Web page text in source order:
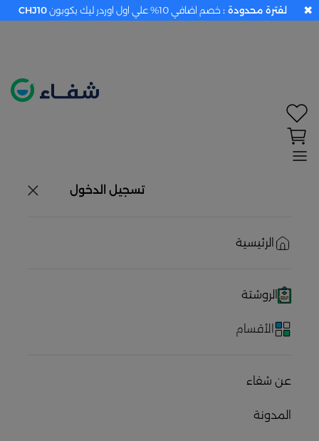
تسجيل الدخول
الرئيسية
الروشتة
الأقسام
عن شفاء
المدونة
لفترة محدودة : خصم اضافي 10% علي اول اوردر ليك بكوبون CHJ10 ✖